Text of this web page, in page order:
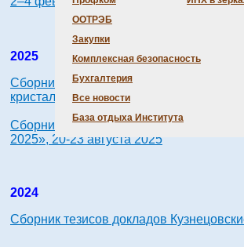
ООТРЭБ
Закупки
Комплексная безопасность
Бухгалтерия
Все новости
База отдыха Института
2025
Сборник тезисов докладов
кристалл», 11-15 августа 2025
Сборник тезисов докладов
2025», 20-23 августа 2025
2024
Сборник тезисов докладов